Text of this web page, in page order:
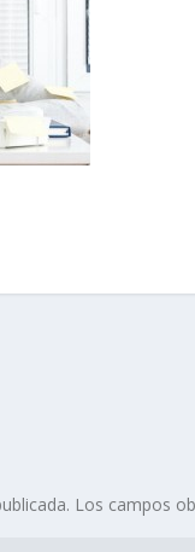
Los campos